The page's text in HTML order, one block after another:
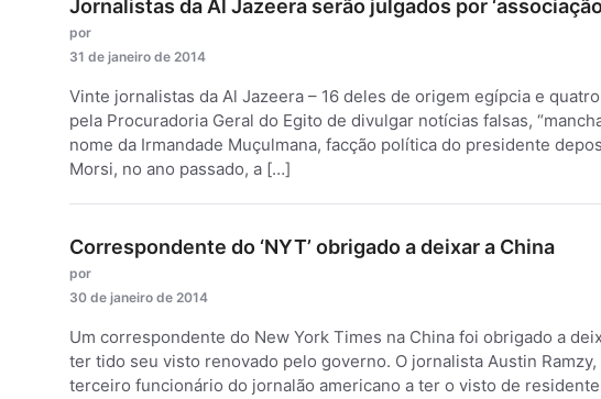
Jornalistas da Al Jazeera serão julgados por
por
31 de janeiro de 2014
Vinte jornalistas da Al Jazeera – 16 deles de origem egípcia e
pela Procuradoria Geral do Egito de divulgar notícias falsas,
nome da Irmandade Muçulmana, facção política do presidente
Morsi, no ano passado, a […]
Correspondente do ‘NYT’ obrigado a deixar a China
por
30 de janeiro de 2014
Um correspondente do New York Times na China foi obrigado a
ter tido seu visto renovado pelo governo. O jornalista Austin
terceiro funcionário do jornalão americano a ter o visto de